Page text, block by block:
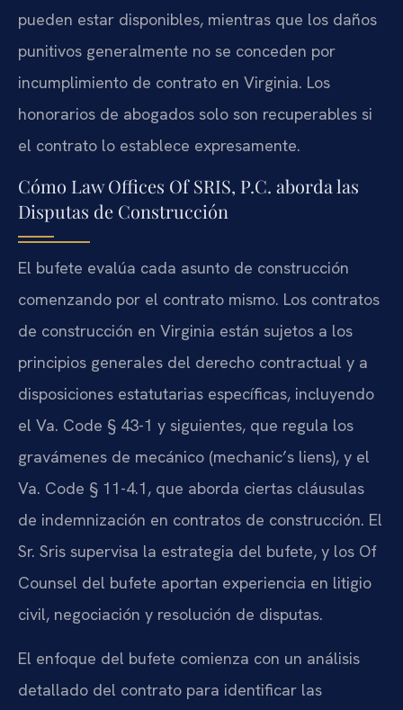
pueden estar disponibles, mientras que los daños
punitivos generalmente no se conceden por
incumplimiento de contrato en Virginia. Los
honorarios de abogados solo son recuperables si
el contrato lo establece expresamente.
Cómo Law Offices Of SRIS, P.C. aborda las
Disputas de Construcción
El bufete evalúa cada asunto de construcción
comenzando por el contrato mismo. Los contratos
de construcción en Virginia están sujetos a los
principios generales del derecho contractual y a
disposiciones estatutarias específicas, incluyendo
el Va. Code § 43-1 y siguientes, que regula los
gravámenes de mecánico (mechanic’s liens), y el
Va. Code § 11-4.1, que aborda ciertas cláusulas
de indemnización en contratos de construcción. El
Sr. Sris supervisa la estrategia del bufete, y los Of
Counsel del bufete aportan experiencia en litigio
civil, negociación y resolución de disputas.
El enfoque del bufete comienza con un análisis
detallado del contrato para identificar las